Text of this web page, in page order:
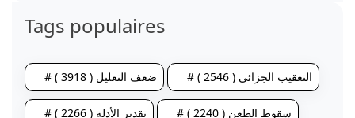
Tags populaires
# ضعف التعليل ( 3918 ) # التعقيب الجزائي ( 2546 )
# تقدير الأدلة ( 2266 ) # سقوط الطعن ( 2240 )